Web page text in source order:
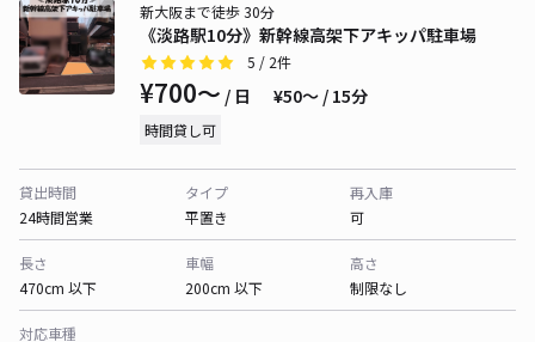
《淡路駅10分》新幹線高架下アキッパ駐車場
新大阪まで徒歩 30分
5 / 2件
¥700〜 / 日 ¥50〜 / 15分
時間貸し可
貸出時間
24時間営業
タイプ
平置き
再入庫
可
長さ
470cm 以下
車幅
200cm 以下
高さ
制限なし
対応車種